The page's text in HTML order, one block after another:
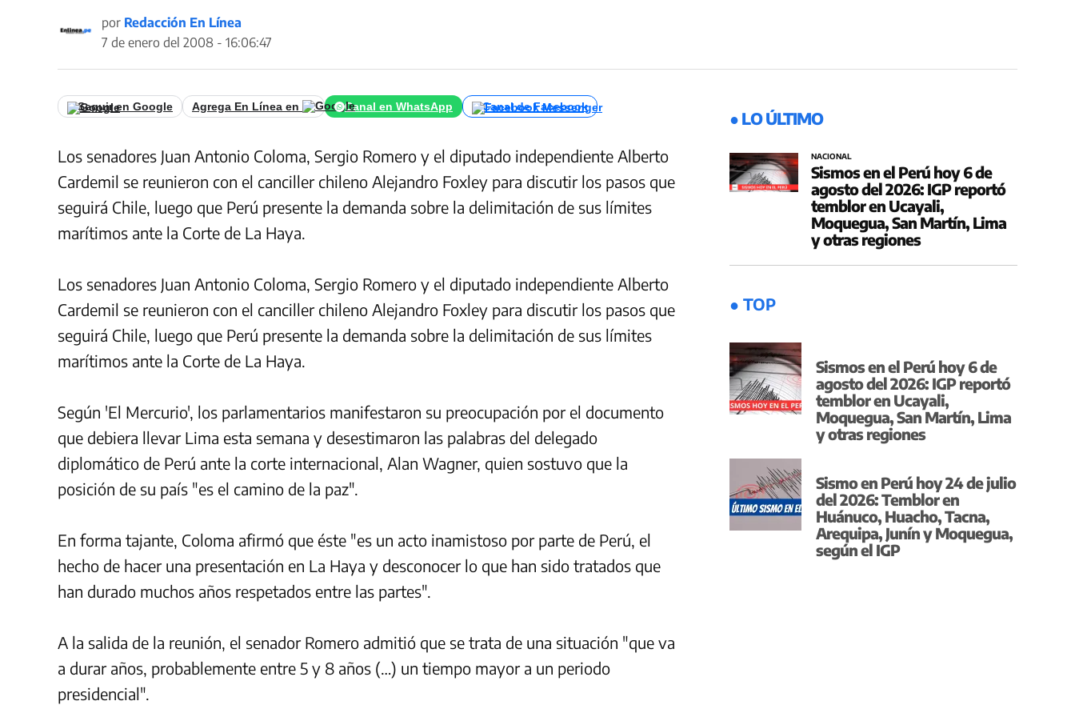
por Redacción En Línea
7 de enero del 2008 - 16:06:47
Seguir en Google Agrega En Línea en Canal en WhatsApp Canal de Facebook
Los senadores Juan Antonio Coloma, Sergio Romero y el diputado independiente Alberto
Cardemil se reunieron con el canciller chileno Alejandro Foxley para discutir los pasos que
seguirá Chile, luego que Perú presente la demanda sobre la delimitación de sus límites
marítimos ante la Corte de La Haya.
Los senadores Juan Antonio Coloma, Sergio Romero y el diputado independiente Alberto
Cardemil se reunieron con el canciller chileno Alejandro Foxley para discutir los pasos que
seguirá Chile, luego que Perú presente la demanda sobre la delimitación de sus límites
marítimos ante la Corte de La Haya.
Según 'El Mercurio', los parlamentarios manifestaron su preocupación por el documento
que debiera llevar Lima esta semana y desestimaron las palabras del delegado
diplomático de Perú ante la corte internacional, Alan Wagner, quien sostuvo que la
posición de su país "es el camino de la paz".
En forma tajante, Coloma afirmó que éste "es un acto inamistoso por parte de Perú, el
hecho de hacer una presentación en La Haya y desconocer lo que han sido tratados que
han durado muchos años respetados entre las partes".
A la salida de la reunión, el senador Romero admitió que se trata de una situación "que va
a durar años, probablemente entre 5 y 8 años (…) un tiempo mayor a un periodo
presidencial".
● LO ÚLTIMO
NACIONAL
Sismos en el Perú hoy 6 de
agosto del 2026: IGP reportó
temblor en Ucayali,
Moquegua, San Martín, Lima
y otras regiones
● TOP
Sismos en el Perú hoy 6 de
agosto del 2026: IGP reportó
temblor en Ucayali,
Moquegua, San Martín, Lima
y otras regiones
Sismo en Perú hoy 24 de julio
del 2026: Temblor en
Huánuco, Huacho, Tacna,
Arequipa, Junín y Moquegua,
según el IGP